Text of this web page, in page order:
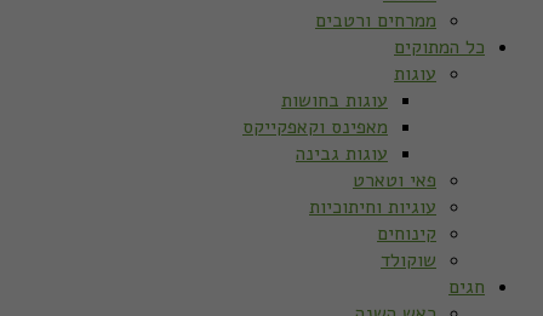
ממרחים ורטבים
כל המתוקים
עוגות
עוגות בחושות
מאפינס וקאפקייקס
עוגות גבינה
פאי וטארט
עוגיות וחיתוכיות
קינוחים
שוקולד
חגים